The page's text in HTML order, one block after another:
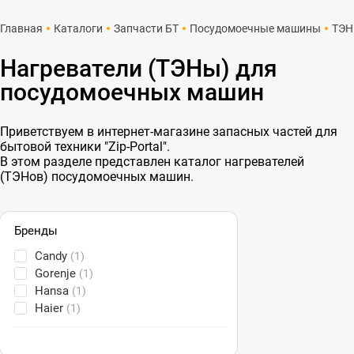
Главная Каталоги Запчасти БТ Посудомоечные машины
Нагреватели (ТЭНы) для
посудомоечных машин
Приветствуем в интернет-магазине запасных частей для
бытовой техники "Zip-Portal".
В этом разделе представлен каталог нагревателей
(ТЭНов) посудомоечных машин.
Бренды
Candy (1)
Gorenje (1)
Hansa (1)
Haier (1)